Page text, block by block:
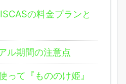
の料金プランと
ル期間の注意点
って『もののけ姫』